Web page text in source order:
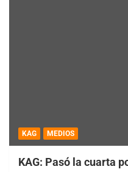
KAG MEDIOS
KAG: Pasó la cuarta